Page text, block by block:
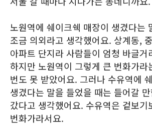
노원역에 쉐이크쉑 매장이 생겼다는
조금 의외라고 생각했어요. 상계동,
아파트 단지라 사람들이 엄청 바글거
하지만 노원역이 그렇게 큰 번화가라
번도 못 받았어요. 그러나 수유역에
생겼다는 말을 들었을 때는 들어갈
갔다고 생각했어요. 수유역은 겉보기
번화가라서요.